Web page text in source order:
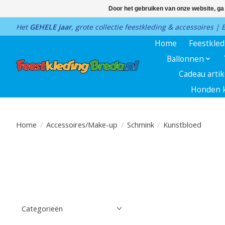
Het GEHELE jaar, grote collectie feestkleding & accessoires
Home
Ballonnen
Cadeau
Honden
Home / Accessoires/Make-up / Schmink / Kunstbloed
Categorieën
Door het gebruiken van onze website,